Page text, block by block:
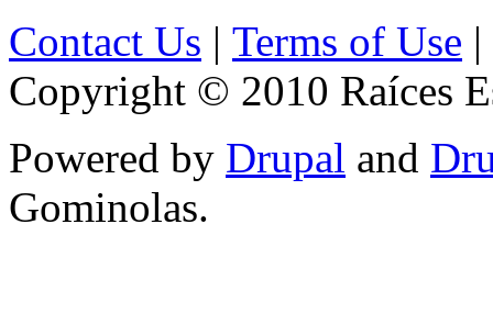
Contact Us | Terms of Use |
Copyright © 2010 Raíces
Powered by Drupal and
Gominolas.